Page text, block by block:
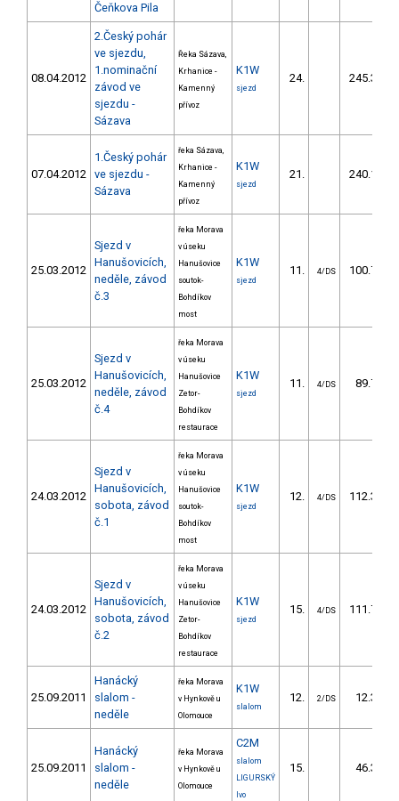
Čeňkova Pila
08.04.2012
2.Český pohár
ve sjezdu,
1.nominační
závod ve
sjezdu -
Sázava
Řeka Sázava,
Krhanice -
Kamenný
přívoz
K1W
sjezd
24. 245.30
07.04.2012
1.Český pohár
ve sjezdu -
Sázava
řeka Sázava,
Krhanice -
Kamenný
přívoz
K1W
sjezd
21. 240.10
25.03.2012
Sjezd v
Hanušovicích,
neděle, závod
č.3
řeka Morava
v úseku
Hanušovice
soutok-
Bohdíkov
most
K1W
sjezd
11. 4/DS 100.70
25.03.2012
Sjezd v
Hanušovicích,
neděle, závod
č.4
řeka Morava
v úseku
Hanušovice
Zetor-
Bohdíkov
restaurace
K1W
sjezd
11. 4/DS 89.70
24.03.2012
Sjezd v
Hanušovicích,
sobota, závod
č.1
řeka Morava
v úseku
Hanušovice
soutok-
Bohdíkov
most
K1W
sjezd
12. 4/DS 112.30
24.03.2012
Sjezd v
Hanušovicích,
sobota, závod
č.2
řeka Morava
v úseku
Hanušovice
Zetor-
Bohdíkov
restaurace
K1W
sjezd
15. 4/DS 111.70
25.09.2011
Hanácký
slalom -
neděle
řeka Morava
v Hynkově u
Olomouce
K1W
slalom
12. 2/DS 12.30
25.09.2011
Hanácký
slalom -
neděle
řeka Morava
v Hynkově u
Olomouce
C2M
slalom
LIGURSKÝ
Ivo
15. 46.30